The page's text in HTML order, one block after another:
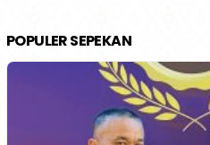
POPULER SEPEKAN